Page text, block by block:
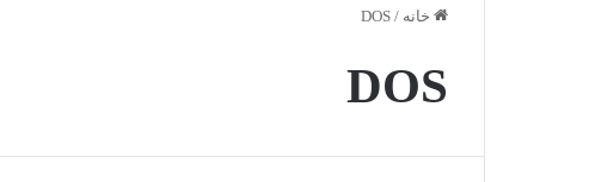
خانه /
DOS
DOS